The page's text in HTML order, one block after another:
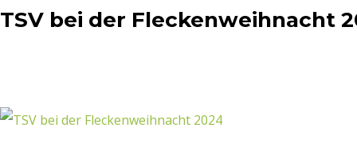
TSV bei der Fleckenweihnacht